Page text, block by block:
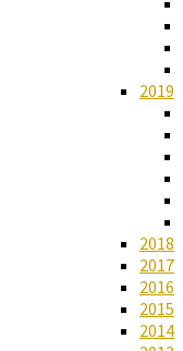
2019
2018
2017
2016
2015
2014